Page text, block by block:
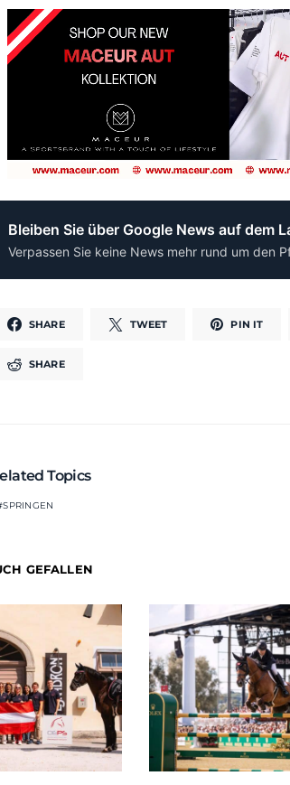
Bleiben Sie über Google News auf dem
Verpassen Sie keine News mehr rund um den
SHARE TWEET PIN IT
SHARE
Topics
SPRINGEN
GEFALLEN